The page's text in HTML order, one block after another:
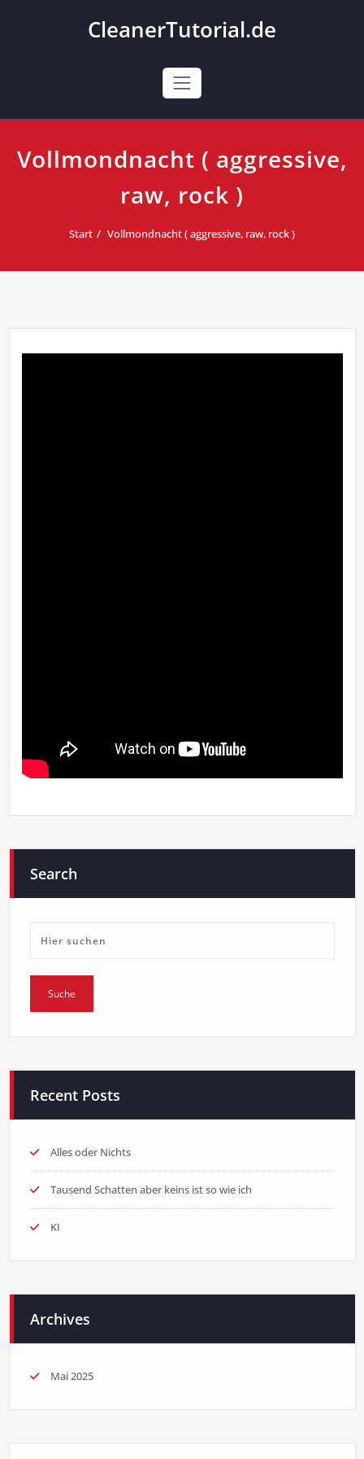
CleanerTutorial.de
Vollmondnacht ( aggressive,
raw, rock )
Start Vollmondnacht ( aggressive, raw, rock )
Search
Recent Posts
Alles oder Nichts
Tausend Schatten aber keins ist so wie ich
KI
Archives
Mai 2025